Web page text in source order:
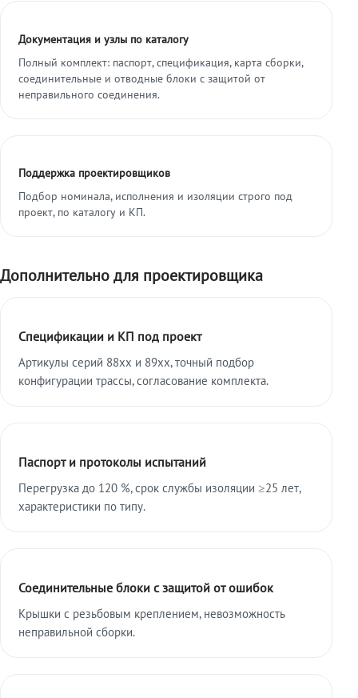
Документация и узлы по каталогу
Полный комплект: паспорт, спецификация, карта сборки,
соединительные и отводные блоки с защитой от
неправильного соединения.
Поддержка проектировщиков
Подбор номинала, исполнения и изоляции строго под
проект, по каталогу и КП.
Дополнительно для проектировщика
Спецификации и КП под проект
Артикулы серий 88xx и 89xx, точный подбор
конфигурации трассы, согласование комплекта.
Паспорт и протоколы испытаний
Перегрузка до 120 %, срок службы изоляции ≥25 лет,
характеристики по типу.
Соединительные блоки с защитой от ошибок
Крышки с резьбовым креплением, невозможность
неправильной сборки.